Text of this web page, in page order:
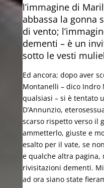
l’immagine di
abbassa la gonna
di vento;
dementi – è un
sotto le vesti
Ed ancora; dopo aver
Montanelli – dico Indro
qualsiasi – si è tentato
D’Annunzio,
scarso rispetto verso il
ammetterlo, giuste e
esalto per il vate, se
e qualche altra
rivisitazioni dementi.
ad ora siano state